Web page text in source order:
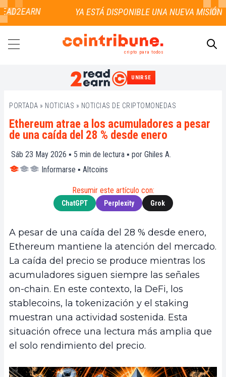
cripto para todos
UNIRSE
PORTADA » NOTICIAS » NOTICIAS DE CRIPTOMONEDAS
Ethereum atrae a los acumuladores a pesar
de una caída del 28 % desde enero
Sáb 23 May 2026 ▪ 5 min de lectura ▪ por Ghiles A.
Informarse ▪ Altcoins
Resumir este artículo con:
ChatGPT Perplexity Grok
A pesar de una caída del 28 % desde enero,
Ethereum mantiene la atención del mercado.
La caída del precio se produce mientras los
acumuladores siguen siempre las señales
on-chain. En este contexto, la DeFi, los
stablecoins, la tokenización y el staking
muestran una actividad sostenida. Esta
situación ofrece una lectura más amplia que
el solo rendimiento del precio.